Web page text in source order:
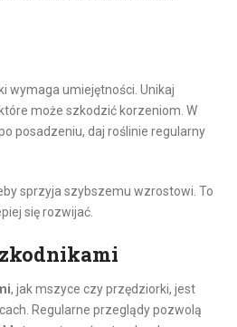
wymaga umiejętności. Unikaj
może szkodzić korzeniom. W
posadzeniu, daj roślinie regularny
sprzyja szybszemu wzrostowi. To
się rozwijać.
, jak mszyce czy przędziorki, jest
Regularne przeglądy pozwolą